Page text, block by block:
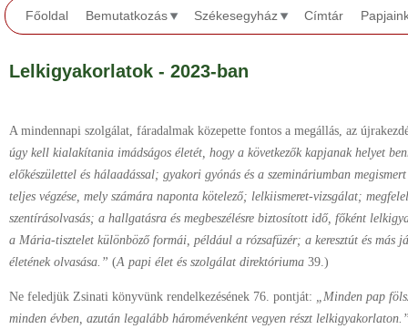
Főoldal Bemutatkozás Székesegyház Címtár
Lelkigyakorlatok - 2023-ban
A mindennapi szolgálat, fáradalmak közepette fontos a megállás, az
úgy kell kialakítania imádságos életét, hogy a következők kapjanak helyet
előkészülettel és hálaadással; gyakori gyónás és a szemináriumban
teljes végzése, mely számára naponta kötelező; lelkiismeret-vizsgálat;
szentírásolvasás; a hallgatásra és megbeszélésre biztosított idő, főként
a Mária-tisztelet különböző formái, például a rózsafüzér; a keresztút és más
életének olvasása.” (A papi élet és szolgálat direktóriuma 39.)
Ne feledjük Zsinati könyvünk rendelkezésének 76. pontját: „Minden pap
minden évben, azután legalább háromévenként vegyen részt